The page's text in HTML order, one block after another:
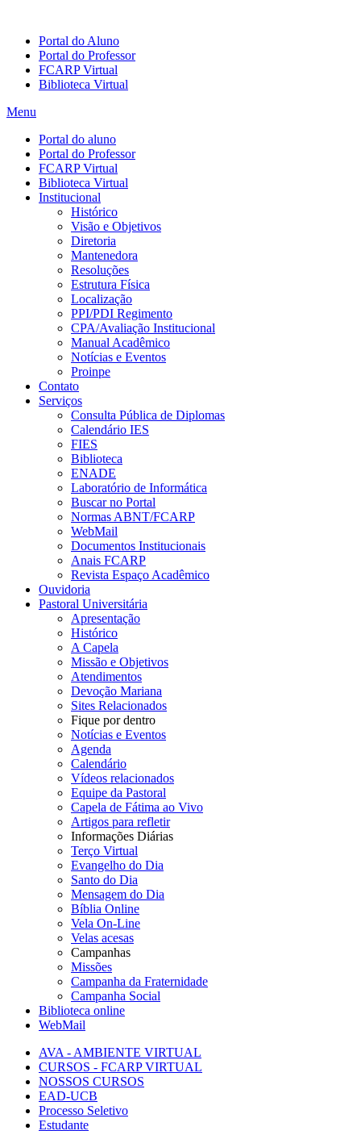
Portal do Aluno
Portal do Professor
FCARP Virtual
Biblioteca Virtual
Menu
Portal do aluno
Portal do Professor
FCARP Virtual
Biblioteca Virtual
Institucional
Histórico
Visão e Objetivos
Diretoria
Mantenedora
Resoluções
Estrutura Física
Localização
PPI/PDI Regimento
CPA/Avaliação Institucional
Manual Acadêmico
Notícias e Eventos
Proinpe
Contato
Serviços
Consulta Pública de Diplomas
Calendário IES
FIES
Biblioteca
ENADE
Laboratório de Informática
Buscar no Portal
Normas ABNT/FCARP
WebMail
Documentos Institucionais
Anais FCARP
Revista Espaço Acadêmico
Ouvidoria
Pastoral Universitária
Apresentação
Histórico
A Capela
Missão e Objetivos
Atendimentos
Devoção Mariana
Sites Relacionados
Fique por dentro
Notícias e Eventos
Agenda
Calendário
Vídeos relacionados
Equipe da Pastoral
Capela de Fátima ao Vivo
Artigos para refletir
Informações Diárias
Terço Virtual
Evangelho do Dia
Santo do Dia
Mensagem do Dia
Bíblia Online
Vela On-Line
Velas acesas
Campanhas
Missões
Campanha da Fraternidade
Campanha Social
Biblioteca online
WebMail
AVA - AMBIENTE VIRTUAL
CURSOS - FCARP VIRTUAL
NOSSOS CURSOS
EAD-UCB
Processo Seletivo
Estudante